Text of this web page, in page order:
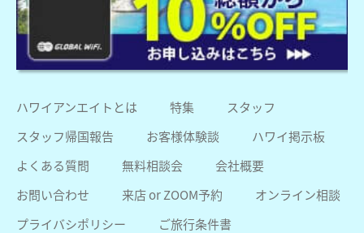
ハワイアンエイトとは 特集
スタッフ
スタッフ帰国報告
お客様体験談
ハワイ掲示板
よくある質問
無料相談会
会社概要
お問い合わせ
来店 or ZOOM予約
オンライン相談
プライバシポリシー
ご旅行条件書